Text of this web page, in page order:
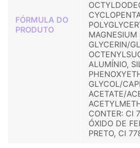
FÓRMULA DO
PRODUTO
MAGNESIUM
GLYCERIN/
ALUMÍNIO,
GLYCOL/
ACETATE/
CONTER: CI
ÓXIDO DE
PRETO, CI